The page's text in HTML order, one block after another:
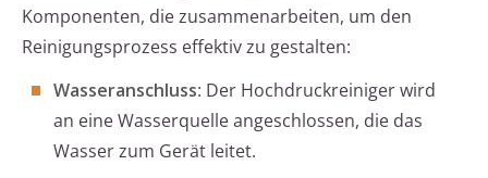
Komponenten, die zusammenarbeiten, um den
Reinigungsprozess effektiv zu gestalten:
Wasseranschluss: Der Hochdruckreiniger wird
an eine Wasserquelle angeschlossen, die das
Wasser zum Gerät leitet.